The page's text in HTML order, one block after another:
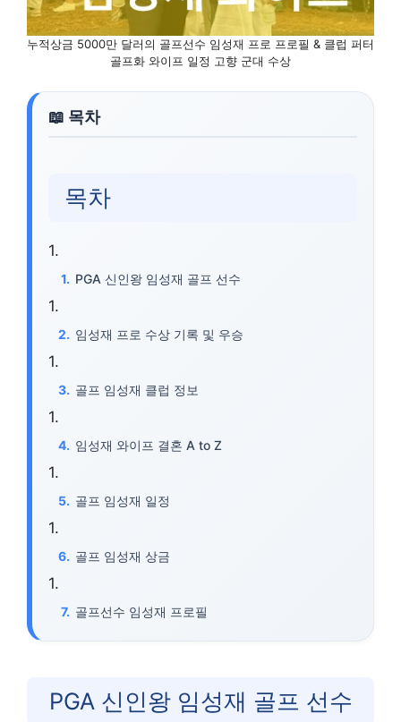
누적상금 5000만 달러의 골프선수 임성재 프로 프로필 & 클럽 퍼터
골프화 와이프 일정 고향 군대 수상
목차
PGA 신인왕 임성재 골프 선수
임성재 프로 수상 기록 및 우승
골프 임성재 클럽 정보
임성재 와이프 결혼 A to Z
골프 임성재 일정
골프 임성재 상금
골프선수 임성재 프로필
PGA 신인왕 임성재 골프 선수